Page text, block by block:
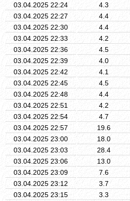
03.04.2025 22:24
4.3
03.04.2025 22:27
4.4
03.04.2025 22:30
4.4
03.04.2025 22:33
4.2
03.04.2025 22:36
4.5
03.04.2025 22:39
4.0
03.04.2025 22:42
4.1
03.04.2025 22:45
4.5
03.04.2025 22:48
4.4
03.04.2025 22:51
4.2
03.04.2025 22:54
4.7
03.04.2025 22:57
19.6
03.04.2025 23:00
18.0
03.04.2025 23:03
28.4
03.04.2025 23:06
13.0
03.04.2025 23:09
7.6
03.04.2025 23:12
3.7
03.04.2025 23:15
3.3